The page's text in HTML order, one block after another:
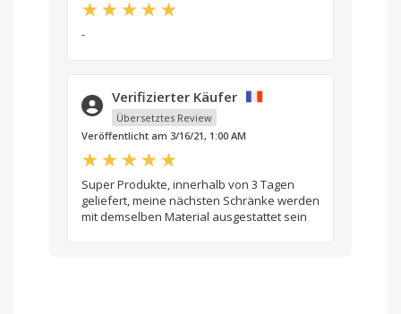
-
Verifizierter Käufer
Übersetztes Review
Veröffentlicht am 3/16/21, 1:00 AM
Super Produkte, innerhalb von 3 Tagen
geliefert, meine nächsten Schränke werden
mit demselben Material ausgestattet sein